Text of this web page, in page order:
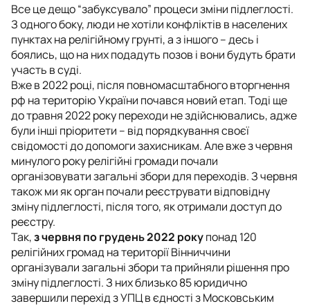
Все це дещо “забуксувало” процеси зміни підлеглості.
З одного боку, люди не хотіли конфліктів в населених
пунктах на релігійному грунті, а з іншого – десь і
боялись, що на них подадуть позов і вони будуть брати
участь в суді.
Вже в 2022 році, після повномасштабного вторгнення
рф на територію України почався новий етап. Тоді ще
до травня 2022 року переходи не здійснювались, адже
були інші пріоритети – від порядкування своєї
свідомості до допомоги захисникам. Але вже з червня
минулого року релігійні громади почали
організовувати загальні збори для переходів. З червня
також ми як орган почали реєструвати відповідну
зміну підлеглості, після того, як отримали доступ до
реєстру.
Так,з червня по грудень 2022 рокупонад 120
релігійних громад на території Вінниччини
організували загальні збори та прийняли рішення про
зміну підлеглості. З них близько 85 юридично
завершили перехід з УПЦ в єдності з Московським